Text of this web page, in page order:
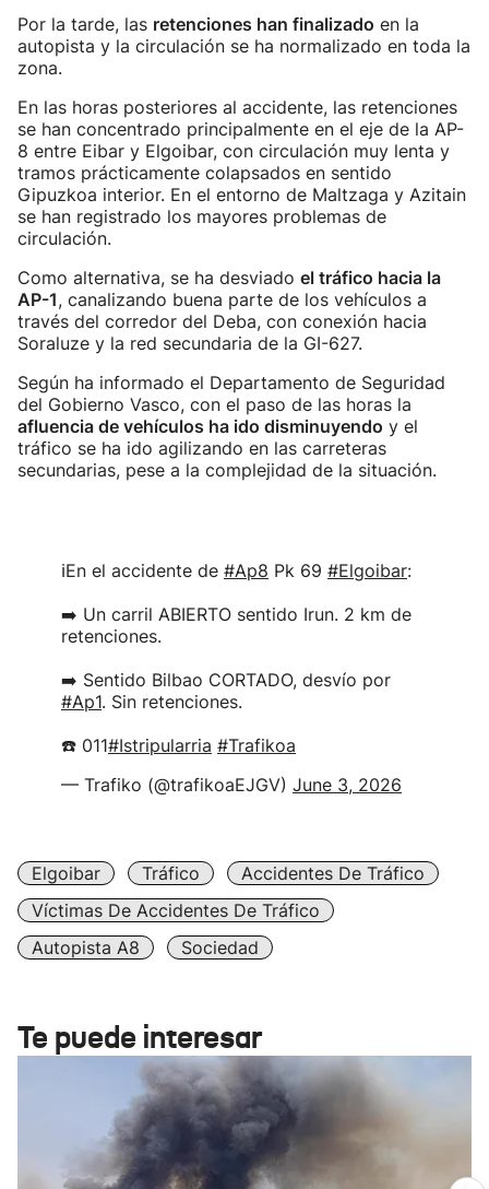
Por la tarde, las retenciones han finalizado en la
autopista y la circulación se ha normalizado en toda la
zona.
En las horas posteriores al accidente, las retenciones
se han concentrado principalmente en el eje de la AP-
8 entre Eibar y Elgoibar, con circulación muy lenta y
tramos prácticamente colapsados en sentido
Gipuzkoa interior. En el entorno de Maltzaga y Azitain
se han registrado los mayores problemas de
circulación.
Como alternativa, se ha desviado el tráfico hacia la
AP-1, canalizando buena parte de los vehículos a
través del corredor del Deba, con conexión hacia
Soraluze y la red secundaria de la GI-627.
Según ha informado el Departamento de Seguridad
del Gobierno Vasco, con el paso de las horas la
afluencia de vehículos ha ido disminuyendo y el
tráfico se ha ido agilizando en las carreteras
secundarias, pese a la complejidad de la situación.
ℹ️En el accidente de #Ap8 Pk 69 #Elgoibar:
➡️ Un carril ABIERTO sentido Irun. 2 km de
retenciones.
➡️ Sentido Bilbao CORTADO, desvío por
#Ap1. Sin retenciones.
☎️ 011#Istripularria #Trafikoa
— Trafiko (@trafikoaEJGV) June 3, 2026
Elgoibar Tráfico
Accidentes De Tráfico
Víctimas De Accidentes De Tráfico
Autopista A8
Sociedad
Te puede interesar